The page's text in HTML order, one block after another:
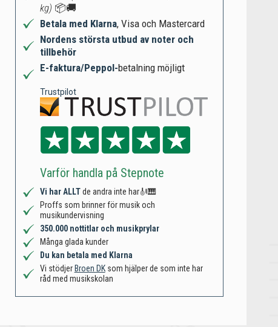
kg) 📦🚚
Betala med Klarna, Visa och Mastercard
Nordens största utbud av noter och
tillbehör
E-faktura/Peppol-betalning möjligt
Trustpilot
Varför handla på Stepnote
Vi har ALLTde andra inte har🎻🎹
Proffs som brinner för musik och
musikundervisning
350.000 nottitlar och musikprylar
Många glada kunder
Du kan betala med Klarna
Vi stödjer Broen DKsom hjälper de som inte har
råd med musikskolan